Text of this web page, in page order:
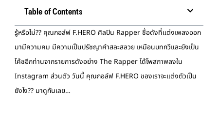
Table of Contents
รู้หรือไม่?? คุณกอล์ฟ F.HERO ศิลปิน Rapper ชื่อดังที่แต่งเพลงออก
มามีความคม มีความเป็นปรัชญาคำสละสลวย เหมือนบทกวีและยังเป็น
โค้ชอีกท่านจากรายการดังอย่าง The Rapper ได้โพสภาพลงใน
Instagram ส่วนตัว วันนี้ คุณกอล์ฟ F.HERO ของเราจะแต่งตัวเป็น
ยังไง?? มาดูกันเลย…